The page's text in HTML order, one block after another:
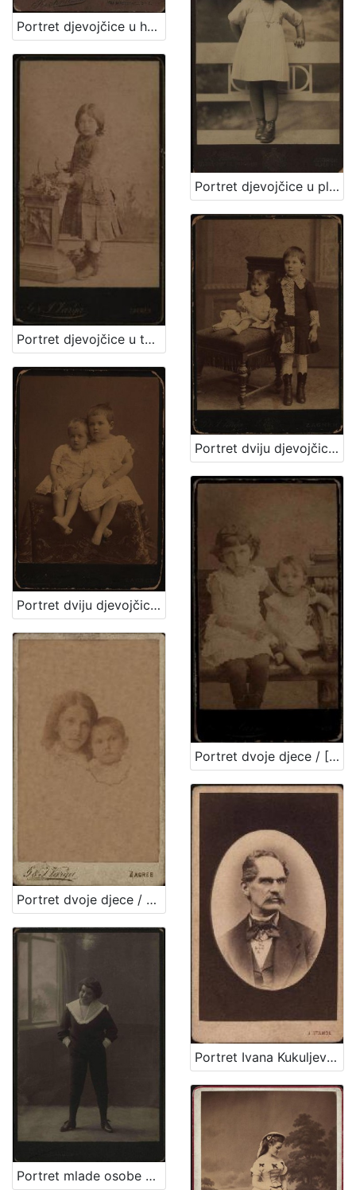
Portret djevojčice u haljini za krizmu i žene sa šeširom s cvijećem na obodu / Atelier Rechnitzer
Portret djevojčice u plisiranoj haljinici / S. Weinrich
Portret djevojčice u tamnoj haljinici / [Gjuro Varga] / [izradio fotografski atelier] G. & I. Varga
Portret dviju djevojčica / [Gjuro Varga] ; [izradio atelier] G. & I. Varga
Portret dviju djevojčica u bijelim haljinicama / [Gjuro Varga] ; [izradio fotografski atelijer] G. & I. Varga
Portret dvoje djece / [Gjuro Varga] ; [izradio fotografski atelijer] G. & I. Varga
Portret dvoje djece / G. & I. Varga
Portret Ivana Kukuljevića Sakcinskog / I. Standl
Portret mlade osobe u tamnom kostimu / A. Brauner ; [izradio] A. Brauner - fotografički artistički atelier za modernu fotografiju